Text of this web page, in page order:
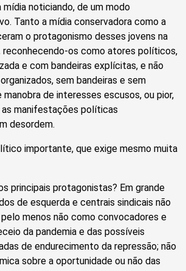
noticiando, de um modo
Tanto a mídia conservadora como a
o protagonismo desses jovens na
reconhecendo-os como atores políticos,
e com bandeiras explícitas, e não
sem bandeiras e sem
manobra de interesses escusos, ou pior,
manifestações políticas
desordem.
importante, que exige mesmo muita
principais protagonistas? Em grande
de esquerda e centrais sindicais não
menos não como convocadores e
da pandemia e das possíveis
de endurecimento da repressão; não
sobre a oportunidade ou não das